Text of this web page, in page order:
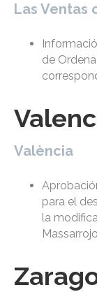
Las Ventas
de
València
para el
la